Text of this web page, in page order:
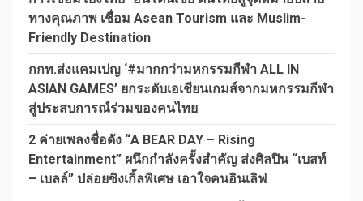
ทางคุณภาพ เชื่อม Asean Tourism และ Muslim-
Friendly Destination
กกท.ส่งแคมเปญ ‘#มากกว่ามหกรรมกีฬา ALL IN
ASIAN GAMES’ ยกระดับเอเชียนเกมส์จากมหกรรมกีฬา
สู่ประสบการณ์ร่วมของคนไทย
2 ค่ายเพลงชื่อดัง “A BEAR DAY – Rising
Entertainment” ผนึกกำลังครั้งสำคัญ ส่งศิลปิน “เบสท์
– เบลล์” ปล่อยซิงเกิ้ลพิเศษ เอาใจคนอินเลิฟ